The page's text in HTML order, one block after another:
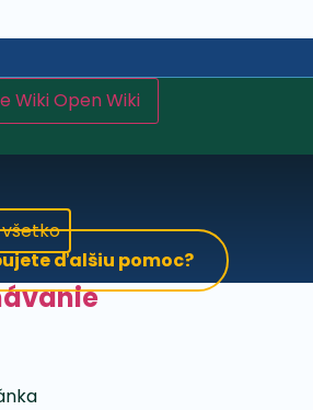
WikiOpen Wiki
ďalšiu pomoc?